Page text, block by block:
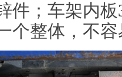
件；车架内
个整体，不